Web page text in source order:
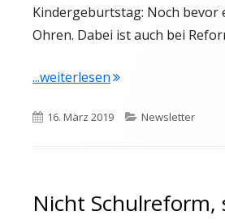
Kindergeburtstag: Noch bevor
Ohren. Dabei ist auch bei
...weiterlesen"Newsletter vom
Veröffentlicht
16. März 2019 Kategorien
Newsletter
Nicht